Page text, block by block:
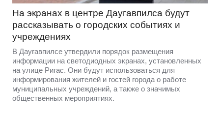
На экранах в центре Даугавпилса будут
рассказывать о городских событиях и
учреждениях
В Даугавпилсе утвердили порядок размещения
информации на светодиодных экранах, установленных
на улице Ригас. Они будут использоваться для
информирования жителей и гостей города о работе
муниципальных учреждений, а также о значимых
общественных мероприятиях.